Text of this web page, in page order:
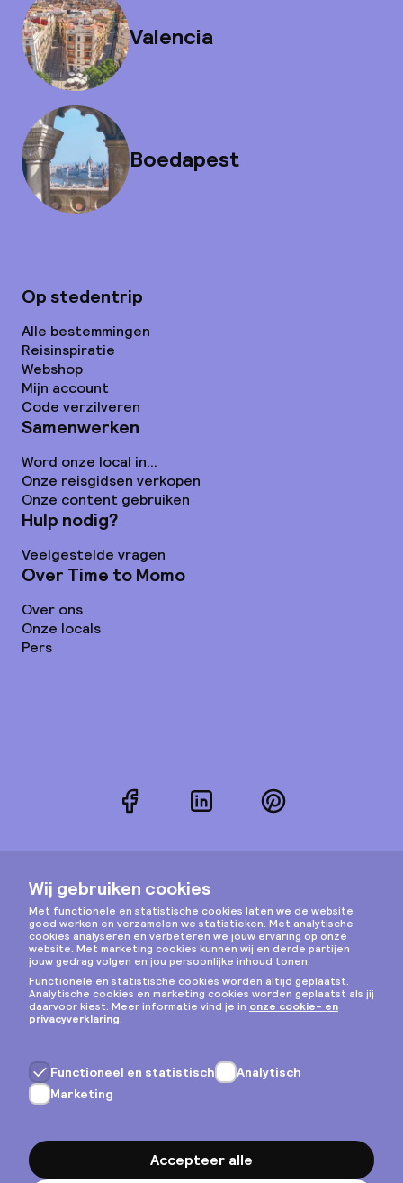
Valencia
Boedapest
Op stedentrip
Alle bestemmingen
Reisinspiratie
Webshop
Mijn account
Code verzilveren
Samenwerken
Word onze local in...
Onze reisgidsen verkopen
Onze content gebruiken
Hulp nodig?
Veelgestelde vragen
Over Time to Momo
Over ons
Onze locals
Pers
FacebookLinkedInPinterest
Instagram
Privacy & cookies
Algemene voorwaarden